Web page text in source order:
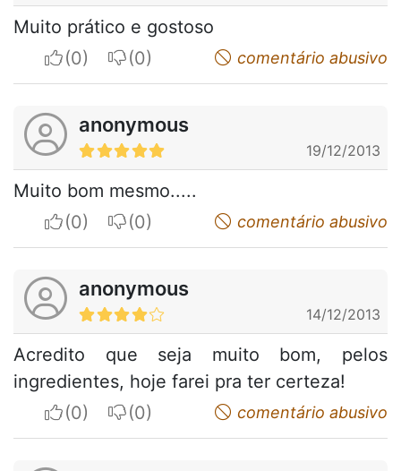
Muito prático e gostoso
I apreciateI do not appreciatecomentário abusivo
anonymous
19/12/2013
Muito bom mesmo.....
I apreciateI do not appreciatecomentário abusivo
anonymous
14/12/2013
Acredito que seja muito bom, pelos
ingredientes, hoje farei pra ter certeza!
I apreciateI do not appreciatecomentário abusivo